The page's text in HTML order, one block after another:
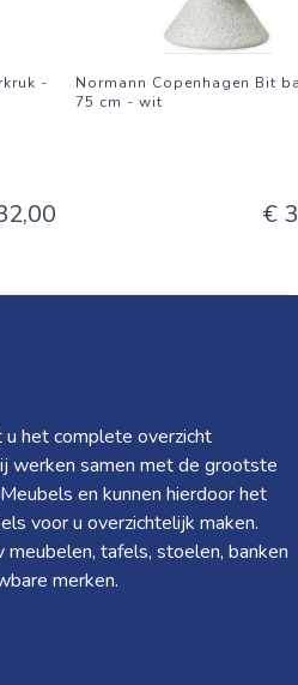
-
Normann Copenhagen Bit
75 cm - wit
€
het complete overzicht
werken samen met de grootste
en kunnen hierdoor het
voor u overzichtelijk maken.
tafels, stoelen, banken
merken.